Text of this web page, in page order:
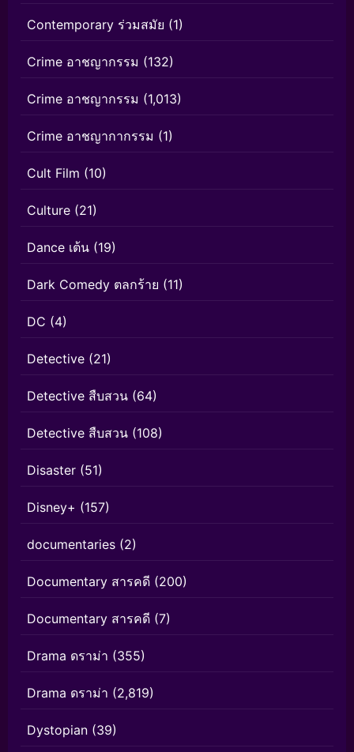
Contemporary ร่วมสมัย (1)
Crime อาชญากรรม (132)
Crime อาชญากรรม (1,013)
Crime อาชญากากรรม (1)
Cult Film (10)
Culture (21)
Dance เต้น (19)
Dark Comedy ตลกร้าย (11)
DC (4)
Detective (21)
Detective สืบสวน (64)
Detective สืบสวน (108)
Disaster (51)
Disney+ (157)
documentaries (2)
Documentary สารคดี (200)
Documentary สารคดี (7)
Drama ดราม่า (355)
Drama ดราม่า (2,819)
Dystopian (39)